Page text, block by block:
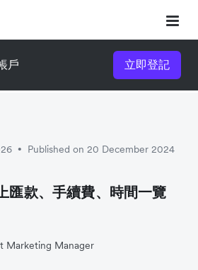
戶 立即登記
• Published on 20 December 2024
匯款、手續費、時間一覽
Marketing Manager
驗短片
片：